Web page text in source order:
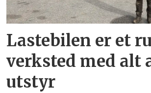
Lastebilen er et
verksted med alt
utstyr